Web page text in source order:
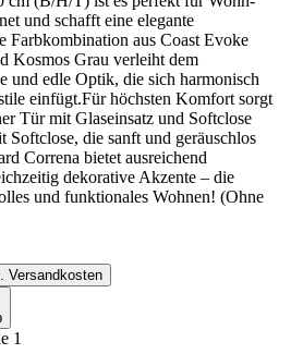
und schafft eine elegante
Farbkombination aus Coast Evoke
Kosmos Grau verleiht dem
und edle Optik, die sich harmonisch
einfügt.Für höchsten Komfort sorgt
Tür mit Glaseinsatz und Softclose
die sanft und geräuschlos
Correna bietet ausreichend
dekorative Akzente – die
und funktionales Wohnen! (Ohne
Versandkosten